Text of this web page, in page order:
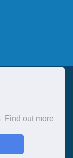
Find out more